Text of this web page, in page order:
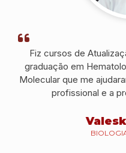
Fiz cursos de
graduação em
Molecular que me
profissional e a